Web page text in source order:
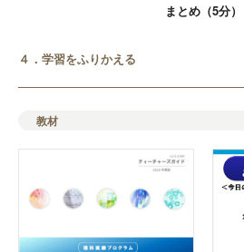
まとめ（5分）
４．学習をふりかえる
教材